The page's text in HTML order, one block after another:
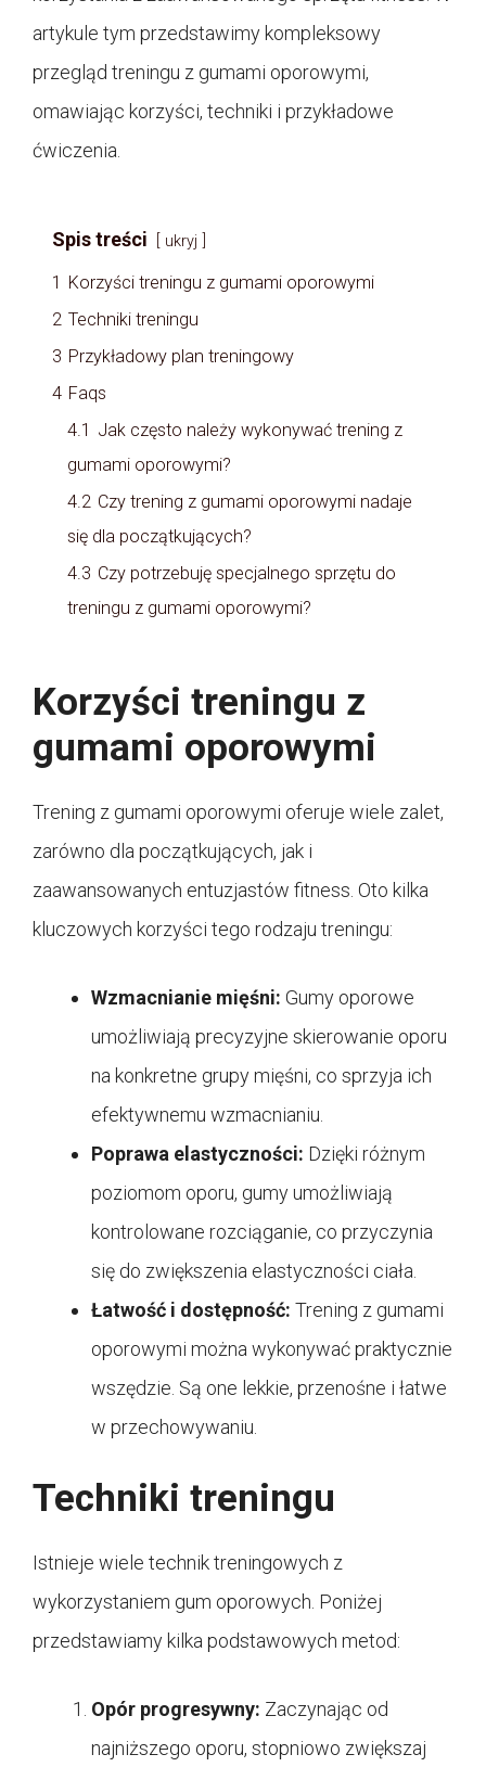
artykule tym przedstawimy kompleksowy
przegląd treningu z gumami oporowymi,
omawiając korzyści, techniki i przykładowe
ćwiczenia.
Spis treści ukryj
1
Korzyści treningu z gumami oporowymi
2 Techniki treningu
3 Przykładowy plan treningowy
4 Faqs
4.1 Jak często należy wykonywać trening z
gumami oporowymi?
4.2 Czy trening z gumami oporowymi nadaje
się dla początkujących?
4.3 Czy potrzebuję specjalnego sprzętu do
treningu z gumami oporowymi?
Korzyści treningu z
gumami oporowymi
Trening z gumami oporowymi oferuje wiele zalet,
zarówno dla początkujących, jak i
zaawansowanych entuzjastów fitness. Oto kilka
kluczowych korzyści tego rodzaju treningu:
Wzmacnianie mięśni: Gumy oporowe
umożliwiają precyzyjne skierowanie oporu
na konkretne grupy mięśni, co sprzyja ich
efektywnemu wzmacnianiu.
Poprawa elastyczności: Dzięki różnym
poziomom oporu, gumy umożliwiają
kontrolowane rozciąganie, co przyczynia
się do zwiększenia elastyczności ciała.
Łatwość i dostępność: Trening z gumami
oporowymi można wykonywać praktycznie
wszędzie. Są one lekkie, przenośne i łatwe
w przechowywaniu.
Techniki treningu
Istnieje wiele technik treningowych z
wykorzystaniem gum oporowych. Poniżej
przedstawiamy kilka podstawowych metod:
Opór progresywny: Zaczynając od
najniższego oporu, stopniowo zwiększaj